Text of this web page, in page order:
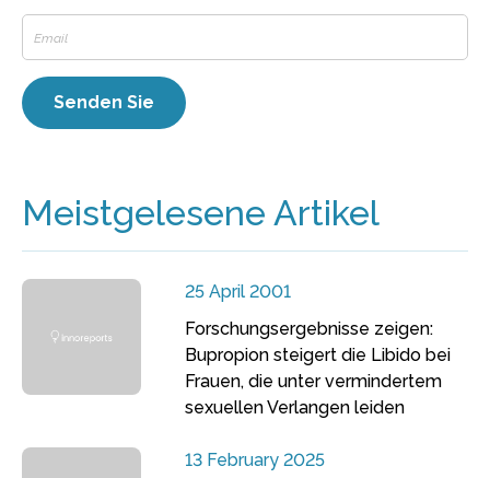
Meistgelesene Artikel
25 April 2001
Forschungsergebnisse zeigen:
Bupropion steigert die Libido bei
Frauen, die unter vermindertem
sexuellen Verlangen leiden
13 February 2025